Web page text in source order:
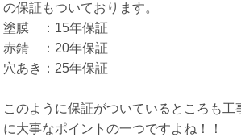
の保証もついております。
塗膜 ：15年保証
赤錆 ：20年保証
穴あき：25年保証
このように保証がついているところも工
に大事なポイントの一つですよね！！